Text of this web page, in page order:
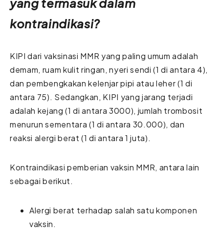
yang termasuk dalam
kontraindikasi?
KIPI dari vaksinasi MMR yang paling umum adalah
demam, ruam kulit ringan, nyeri sendi (1 di antara 4),
dan pembengkakan kelenjar pipi atau leher (1 di
antara 75). Sedangkan, KIPI yang jarang terjadi
adalah kejang (1 di antara 3000), jumlah trombosit
menurun sementara (1 di antara 30.000), dan
reaksi alergi berat (1 di antara 1 juta).
Kontraindikasi pemberian vaksin MMR, antara lain
sebagai berikut.
Alergi berat terhadap salah satu komponen
vaksin.